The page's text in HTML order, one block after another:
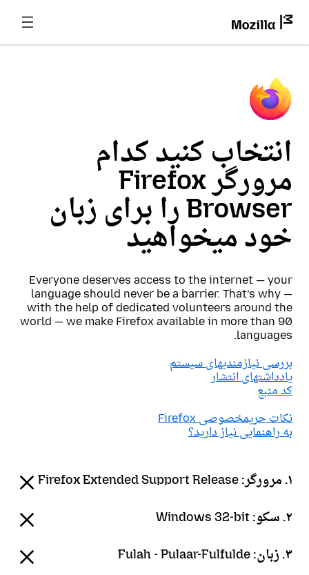
انتخاب کنید کدام
مرورگر Firefox
Browser را برای زبان
خود میخواهید
Everyone deserves access to the internet — your
language should never be a barrier. That’s why —
with the help of dedicated volunteers around the
world — we make Firefox available in more than 90
languages.
بررسی نیازمندیهای سیستم
یادداشتهای انتشار
کد منبع
نکات حریمخصوصی Firefox
به راهنمایی نیاز دارید؟
۱. مرورگر: Firefox Extended Support Release
۲. سکو: Windows 32-bit
۳. زبان: Fulah - Pulaar-Fulfulde